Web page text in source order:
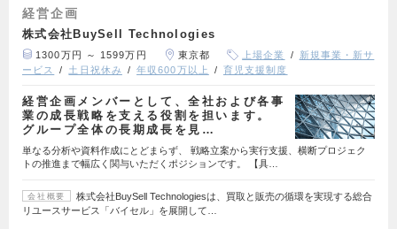
経営企画
株式会社BuySell Technologies
1300万円 ～ 1599万円 東京都 上場企業
新規事業・新サ
ービス
土日祝休み 年収600万以上 育児支援制度
経営企画メンバーとして、全社および各事
業の成長戦略を支える役割を担います。
グループ全体の長期成長を見…
単なる分析や資料作成にとどまらず、 戦略立案から実行支援、横断プロジェク
トの推進まで幅広く関与いただくポジションです。 【具…
会社概要
株式会社BuySell Technologiesは、買取と販売の循環を実現する総合
リユースサービス「バイセル」を展開して…